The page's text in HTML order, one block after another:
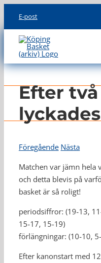
content
E-post
LAG
INFO
Efter
Föregående Nästa
Matchen var jämn hela
och detta blevis på
basket är så roligt!
periodsiffror: (19-13,
15-17, 15-19)
förlängningar: (10-10,
Efter kanonstart med